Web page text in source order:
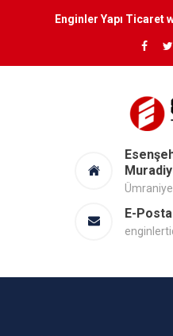
Enginler Yapı Ticaret
E-Posta